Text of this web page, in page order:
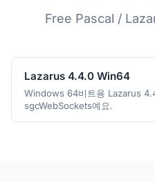
Free Pascal /
Lazarus 4.4.0 Win64
Windows 64비트용 Lazarus
sgcWebSockets예요.